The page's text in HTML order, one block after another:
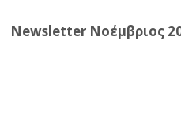
Newsletter Νοέμβριος